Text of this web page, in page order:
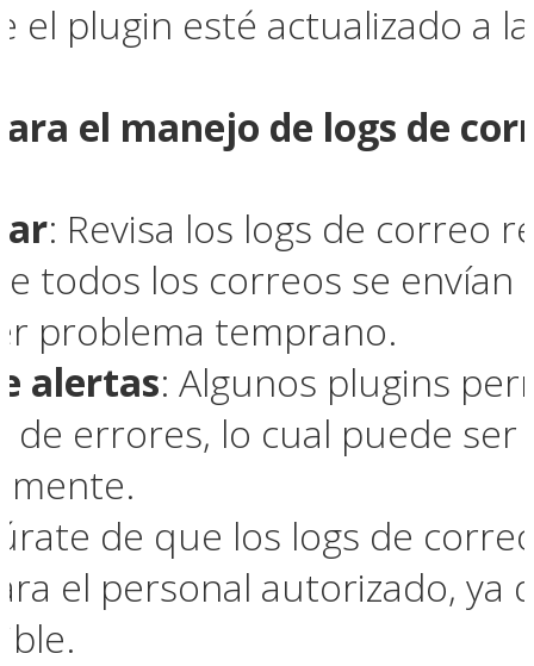
el plugin esté actualizado a
el manejo de logs de
: Revisa los logs de correo
todos los correos se
problema temprano.
alertas: Algunos plugins
de errores, lo cual puede
de que los logs de
el personal autorizado,